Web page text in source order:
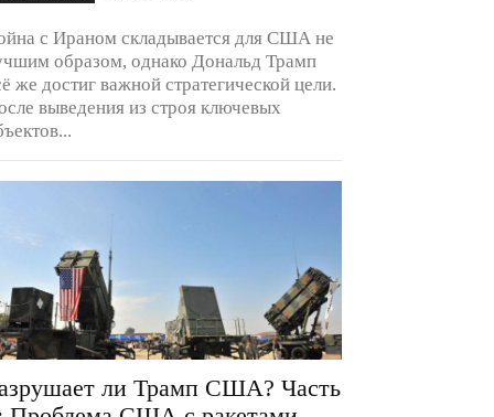
с Ираном складывается для США не
образом, однако Дональд Трамп
же достиг важной стратегической цели.
выведения из строя ключевых
ли Трамп США? Часть